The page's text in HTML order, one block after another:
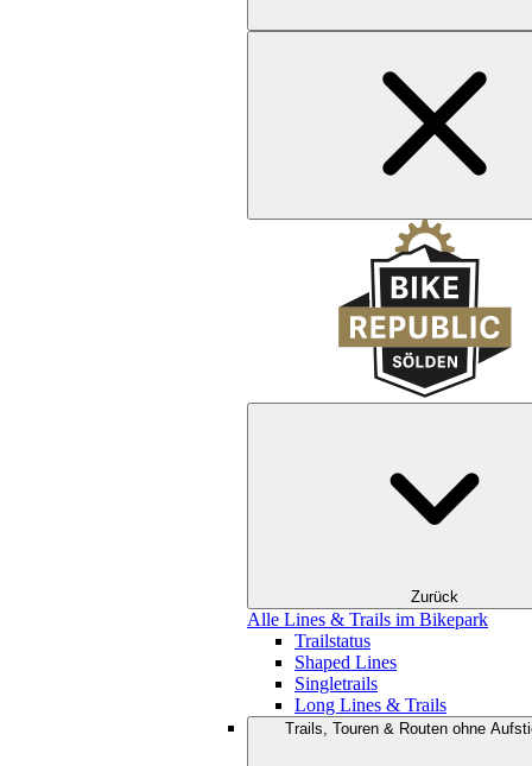
Zurück
Alle Lines & Trails im Bikepark
Trailstatus
Shaped Lines
Singletrails
Long Lines & Trails
Trails, Touren & Routen ohne